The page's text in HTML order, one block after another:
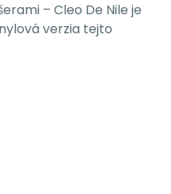
– Cleo De Nile je
verzia tejto